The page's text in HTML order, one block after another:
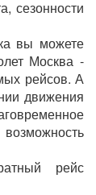
сезонности
вы можете
Москва -
рейсов. А
движения
рейс